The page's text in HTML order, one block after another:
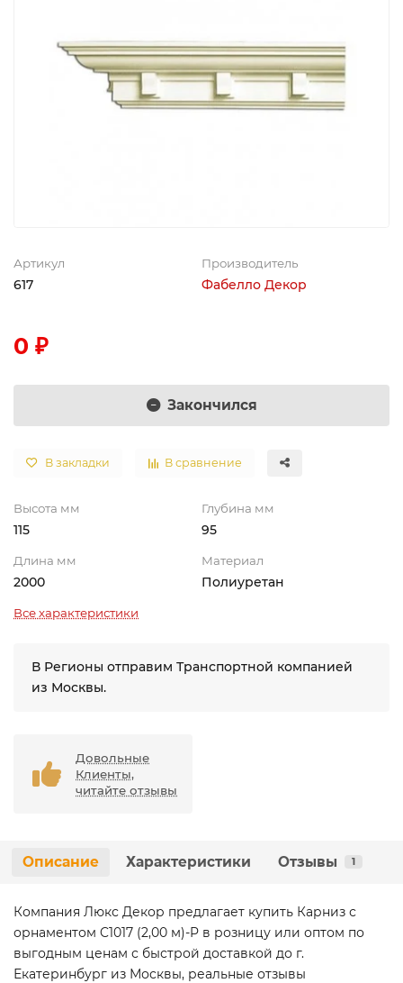
Артикул
617
Производитель
Фабелло Декор
0 ₽
Закончился
В закладки В сравнение
Высота мм
115
Глубина мм
95
Длина мм
2000
Материал
Полиуретан
Все характеристики
В Регионы отправим Транспортной компанией
из Москвы.
Довольные
Клиенты,
читайте отзывы
Описание Характеристики Отзывы 1
Компания Люкс Декор предлагает купить Карниз с
орнаментом C1017 (2,00 м)-P в розницу или оптом по
выгодным ценам с быстрой доставкой до г.
Екатеринбург из Москвы, реальные отзывы